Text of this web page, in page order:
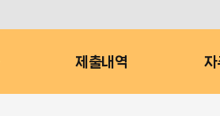
제출내역 자